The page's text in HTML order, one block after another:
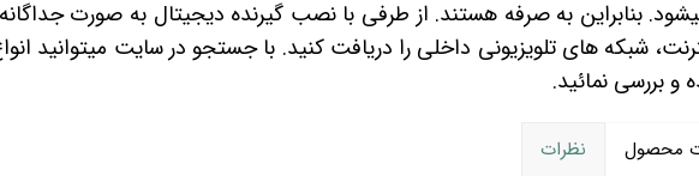
بنابراین به صرفه هستند. از طرفی با نصب گیرنده دیجیتال به صورت
شبکه های تلویزیونی داخلی را دریافت کنید. با جستجو در سایت میتوانید
و بررسی نمائید.
محصول نظرات